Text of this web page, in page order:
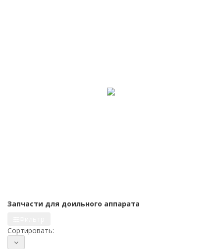
Запчасти для доильного аппарата
Сортировать: